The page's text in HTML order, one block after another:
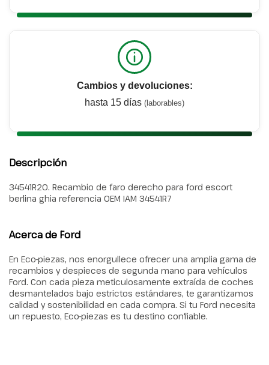
Cambios y devoluciones:
hasta 15 días (laborables)
Descripción
34541R20. Recambio de faro derecho para ford escort
berlina ghia referencia OEM IAM 34541R7
Acerca de Ford
En Eco-piezas, nos enorgullece ofrecer una amplia gama de
recambios y despieces de segunda mano para vehículos
Ford. Con cada pieza meticulosamente extraída de coches
desmantelados bajo estrictos estándares, te garantizamos
calidad y sostenibilidad en cada compra. Si tu Ford necesita
un repuesto, Eco-piezas es tu destino confiable.